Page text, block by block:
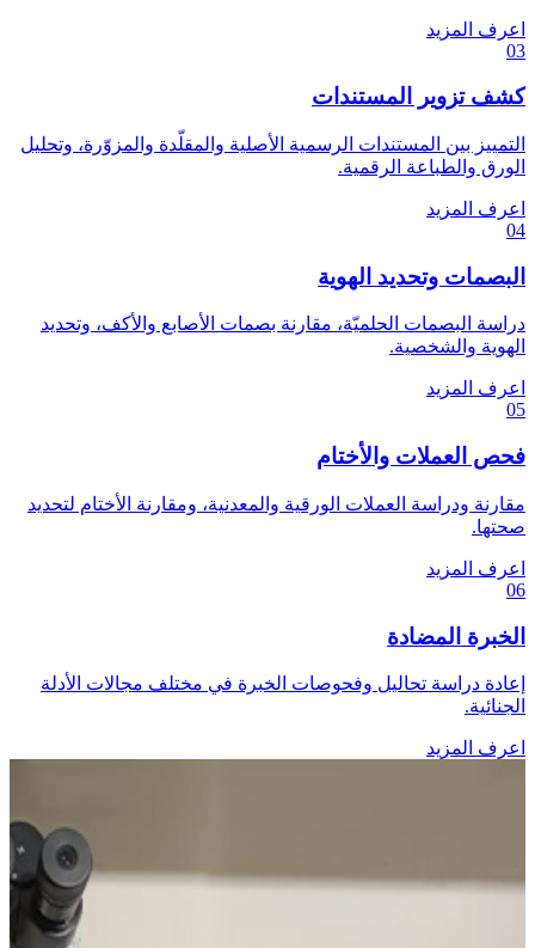
اعرف المزيد
03
كشف تزوير المستندات
التمييز بين المستندات الرسمية الأصلية والمقلّدة والمزوّرة، وتحليل
الورق والطباعة الرقمية.
اعرف المزيد
04
البصمات وتحديد الهوية
دراسة البصمات الحلميّة، مقارنة بصمات الأصابع والأكف، وتحديد
الهوية والشخصية.
اعرف المزيد
05
فحص العملات والأختام
مقارنة ودراسة العملات الورقية والمعدنية، ومقارنة الأختام لتحديد
صحتها.
اعرف المزيد
06
الخبرة المضادة
إعادة دراسة تحاليل وفحوصات الخبرة في مختلف مجالات الأدلة
الجنائية.
اعرف المزيد